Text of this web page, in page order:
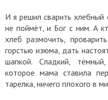
И я решил сварить
не поймёт, и Бог с ним. А
хлеб размочить,
горстью изюма, дать
шапкой. Сладкий,
которое мама ставила
тарелка, ничего плохого в